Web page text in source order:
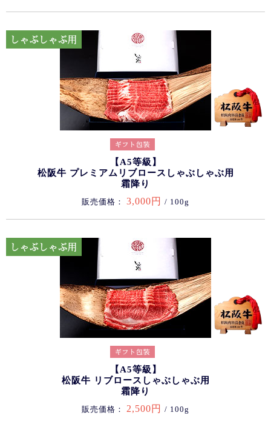
【A5等級】
松阪牛 プレミアムリブロースしゃぶしゃぶ用
霜降り
販売価格： 3,000円 / 100g
【A5等級】
松阪牛 リブロースしゃぶしゃぶ用
霜降り
販売価格： 2,500円 / 100g